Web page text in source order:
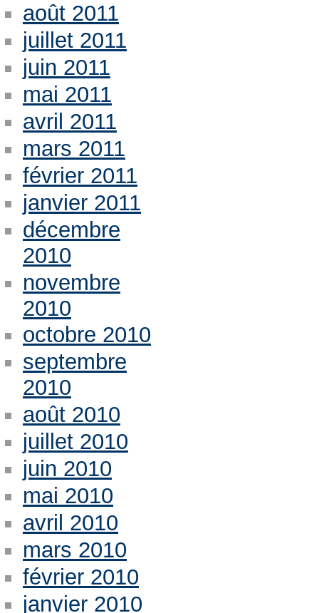
août 2011
juillet 2011
juin 2011
mai 2011
avril 2011
mars 2011
février 2011
janvier 2011
décembre
2010
novembre
2010
octobre 2010
septembre
2010
août 2010
juillet 2010
juin 2010
mai 2010
avril 2010
mars 2010
février 2010
janvier 2010